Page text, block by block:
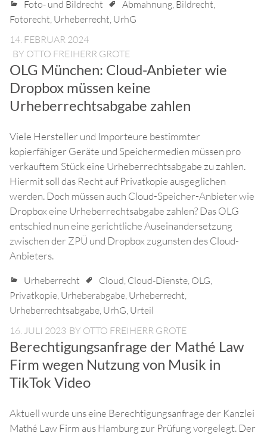
Foto- und Bildrecht Abmahnung, Bildrecht,
Fotorecht, Urheberrecht, UrhG
14. FEBRUAR 2024
BY OTTO FREIHERR GROTE
OLG München: Cloud-Anbieter wie
Dropbox müssen keine
Urheberrechtsabgabe zahlen
Viele Hersteller und Importeure bestimmter
kopierfähiger Geräte und Speichermedien müssen pro
verkauftem Stück eine Urheberrechtsabgabe zu zahlen.
Hiermit soll das Recht auf Privatkopie ausgeglichen
werden. Doch müssen auch Cloud-Speicher-Anbieter wie
Dropbox eine Urheberrechtsabgabe zahlen? Das OLG
entschied nun eine gerichtliche Auseinandersetzung
zwischen der ZPÜ und Dropbox zugunsten des Cloud-
Anbieters.
Urheberrecht Cloud, Cloud-Dienste, OLG,
Privatkopie, Urheberabgabe, Urheberrecht,
Urheberrechtsabgabe, UrhG, Urteil
16. JULI 2023 BY OTTO FREIHERR GROTE
Berechtigungsanfrage der Mathé Law
Firm wegen Nutzung von Musik in
TikTok Video
Aktuell wurde uns eine Berechtigungsanfrage der Kanzlei
Mathé Law Firm aus Hamburg zur Prüfung vorgelegt. Der